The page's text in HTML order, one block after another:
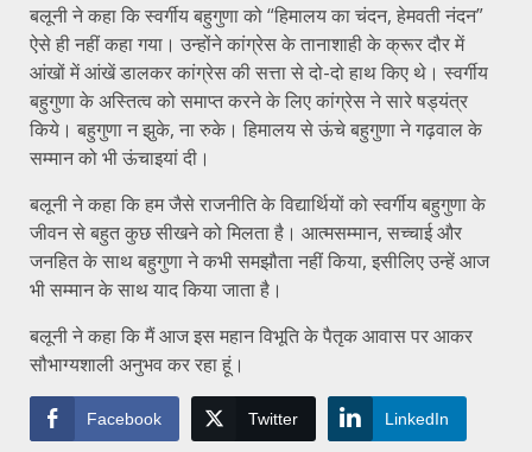
बलूनी ने कहा कि स्वर्गीय बहुगुणा को “हिमालय का चंदन, हेमवती नंदन”
ऐसे ही नहीं कहा गया। उन्होंने कांग्रेस के तानाशाही के क्रूर दौर में
आंखों में आंखें डालकर कांग्रेस की सत्ता से दो-दो हाथ किए थे। स्वर्गीय
बहुगुणा के अस्तित्व को समाप्त करने के लिए कांग्रेस ने सारे षड्यंत्र
किये। बहुगुणा न झुके, ना रुके। हिमालय से ऊंचे बहुगुणा ने गढ़वाल के
सम्मान को भी ऊंचाइयां दी।
बलूनी ने कहा कि हम जैसे राजनीति के विद्यार्थियों को स्वर्गीय बहुगुणा के
जीवन से बहुत कुछ सीखने को मिलता है। आत्मसम्मान, सच्चाई और
जनहित के साथ बहुगुणा ने कभी समझौता नहीं किया, इसीलिए उन्हें आज
भी सम्मान के साथ याद किया जाता है।
बलूनी ने कहा कि मैं आज इस महान विभूति के पैतृक आवास पर आकर
सौभाग्यशाली अनुभव कर रहा हूं।
Facebook Twitter LinkedIn